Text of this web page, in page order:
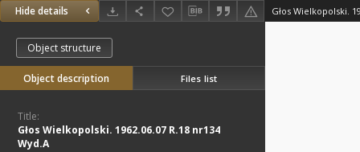
Hide details Głos Wielkopolski.
Object structure
Object description Files list
Title:
Głos Wielkopolski. 1962.06.07 R.18 nr134
Wyd.A